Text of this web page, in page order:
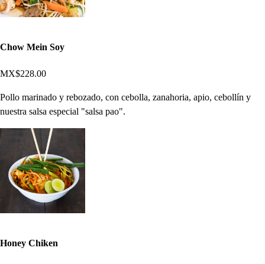
Chow Mein Soy
MX$228.00
Pollo marinado y rebozado, con cebolla, zanahoria, apio, cebollín y
nuestra salsa especial "salsa pao".
Honey Chiken